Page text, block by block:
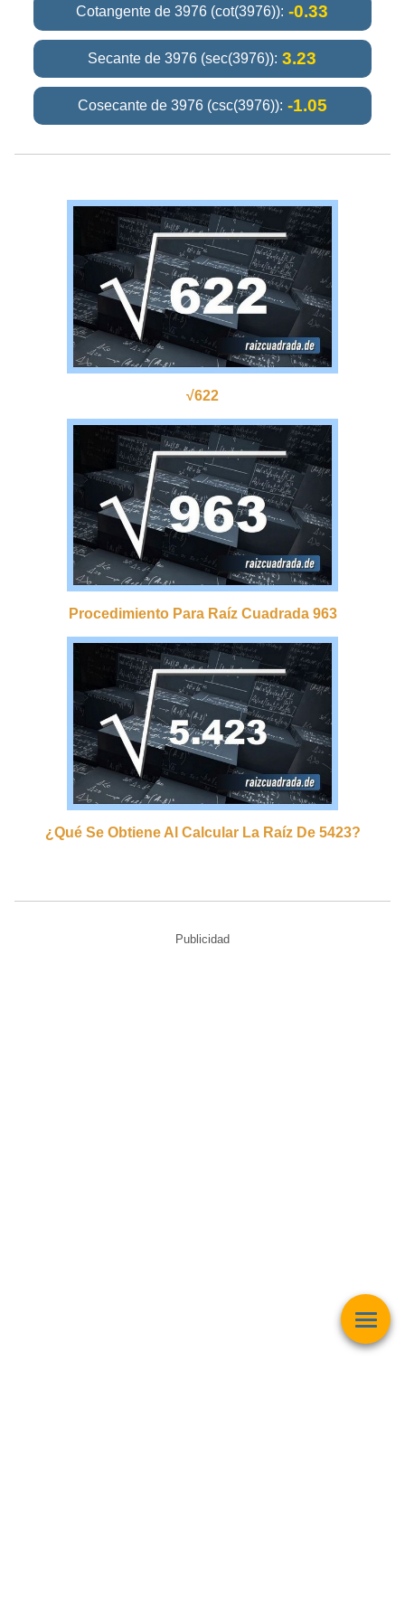
Cotangente de 3976 (cot(3976)): -0.33
Secante de 3976 (sec(3976)): 3.23
Cosecante de 3976 (csc(3976)): -1.05
√622
Procedimiento Para Raíz Cuadrada 963
¿qué Se Obtiene Al Calcular La Raíz De 5423?
Publicidad